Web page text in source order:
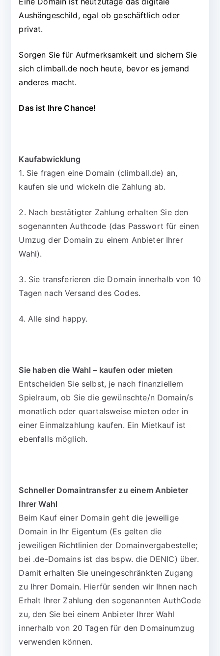
Aushängeschild, egal ob geschäftlich oder
privat.
Sorgen Sie für Aufmerksamkeit und sichern Sie
sich climball.de noch heute, bevor es jemand
anderes macht.
Das ist Ihre Chance!
Kaufabwicklung
1. Sie fragen eine Domain (climball.de) an,
kaufen sie und wickeln die Zahlung ab.
2. Nach bestätigter Zahlung erhalten Sie den
sogenannten Authcode (das Passwort für einen
Umzug der Domain zu einem Anbieter Ihrer
Wahl).
3. Sie transferieren die Domain innerhalb von 10
Tagen nach Versand des Codes.
4. Alle sind happy.
Sie haben die Wahl – kaufen oder mieten
Entscheiden Sie selbst, je nach finanziellem
Spielraum, ob Sie die gewünschte/n Domain/s
monatlich oder quartalsweise mieten oder in
einer Einmalzahlung kaufen. Ein Mietkauf ist
ebenfalls möglich.
Schneller Domaintransfer zu einem Anbieter
Ihrer Wahl
Beim Kauf einer Domain geht die jeweilige
Domain in Ihr Eigentum (Es gelten die
jeweiligen Richtlinien der Domainvergabestelle;
bei .de-Domains ist das bspw. die DENIC) über.
Damit erhalten Sie uneingeschränkten Zugang
zu Ihrer Domain. Hierfür senden wir Ihnen nach
Erhalt Ihrer Zahlung den sogenannten AuthCode
zu, den Sie bei einem Anbieter Ihrer Wahl
innerhalb von 20 Tagen für den Domainumzug
verwenden können.